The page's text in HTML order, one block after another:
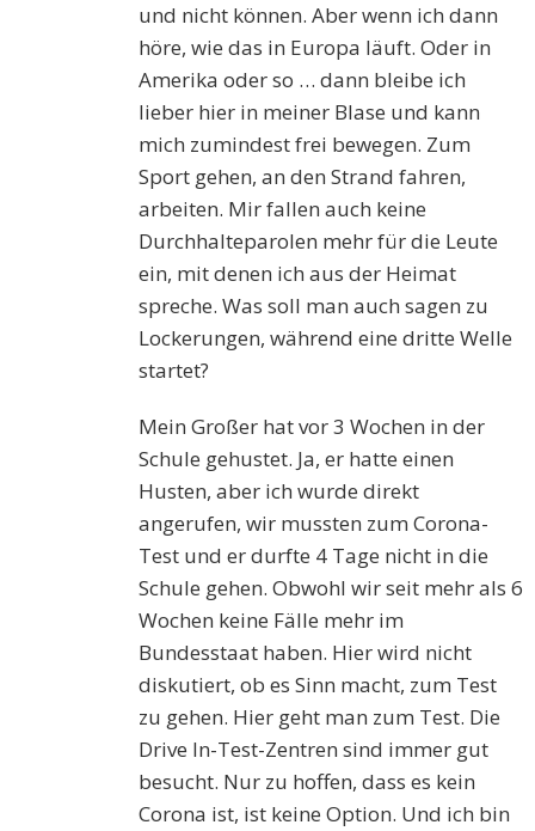
und nicht können. Aber wenn ich dann
höre, wie das in Europa läuft. Oder in
Amerika oder so … dann bleibe ich
lieber hier in meiner Blase und kann
mich zumindest frei bewegen. Zum
Sport gehen, an den Strand fahren,
arbeiten. Mir fallen auch keine
Durchhalteparolen mehr für die Leute
ein, mit denen ich aus der Heimat
spreche. Was soll man auch sagen zu
Lockerungen, während eine dritte Welle
startet?
Mein Großer hat vor 3 Wochen in der
Schule gehustet. Ja, er hatte einen
Husten, aber ich wurde direkt
angerufen, wir mussten zum Corona-
Test und er durfte 4 Tage nicht in die
Schule gehen. Obwohl wir seit mehr als 6
Wochen keine Fälle mehr im
Bundesstaat haben. Hier wird nicht
diskutiert, ob es Sinn macht, zum Test
zu gehen. Hier geht man zum Test. Die
Drive In-Test-Zentren sind immer gut
besucht. Nur zu hoffen, dass es kein
Corona ist, ist keine Option. Und ich bin